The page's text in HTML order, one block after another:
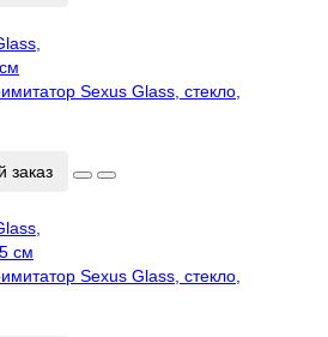
Sexus Glass, стекло,
заказ
Sexus Glass, стекло,